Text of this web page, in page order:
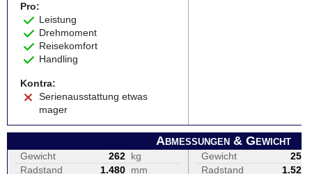
Pro:
Leistung
Drehmoment
Reisekomfort
Handling
Kontra:
Serienausstattung etwas
mager
Abmessungen & Gewicht
Gewicht 262 kg
Radstand
1.480 mm
Gewicht
257
Radstand
1.520